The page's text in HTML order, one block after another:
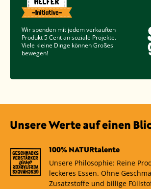
Wir spenden mit jedem verkauften
Produkt5 Centan soziale Projekte.
Viele kleine Dinge können Großes
bewegen!
Unsere Werte auf einen
100% NATURtalente
Unsere Philosophie: Reine
leckeres Essen. Ohne
Zusatzstoffe und billige